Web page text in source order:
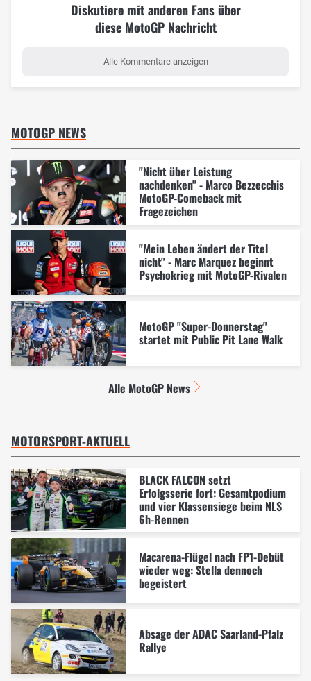
Diskutiere mit anderen Fans über
diese MotoGP Nachricht
Alle Kommentare anzeigen
MOTOGP NEWS
"Nicht über Leistung
nachdenken" - Marco Bezzecchis
MotoGP-Comeback mit
Fragezeichen
"Mein Leben ändert der Titel
nicht" - Marc Marquez beginnt
Psychokrieg mit MotoGP-Rivalen
MotoGP "Super-Donnerstag"
startet mit Public Pit Lane Walk
Alle MotoGP News
MOTORSPORT-AKTUELL
BLACK FALCON setzt
Erfolgsserie fort: Gesamtpodium
und vier Klassensiege beim NLS
6h-Rennen
Macarena-Flügel nach FP1-Debüt
wieder weg: Stella dennoch
begeistert
Absage der ADAC Saarland-Pfalz
Rallye